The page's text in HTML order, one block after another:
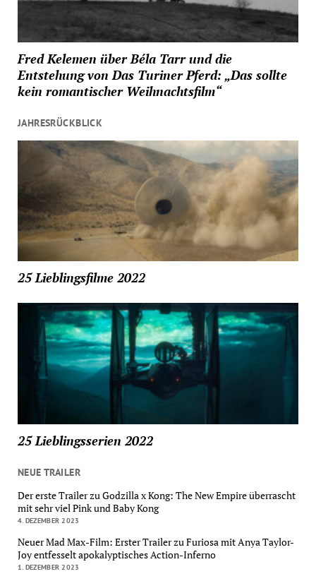
Fred Kelemen über Béla Tarr und die
Entstehung von Das Turiner Pferd: „Das sollte
kein romantischer Weihnachtsfilm“
JAHRESRÜCKBLICK
25 Lieblingsfilme 2022
25 Lieblingsserien 2022
NEUE TRAILER
Der erste Trailer zu Godzilla x Kong: The New Empire überrascht
mit sehr viel Pink und Baby Kong
4. DEZEMBER 2023
Neuer Mad Max-Film: Erster Trailer zu Furiosa mit Anya Taylor-
Joy entfesselt apokalyptisches Action-Inferno
1. DEZEMBER 2023